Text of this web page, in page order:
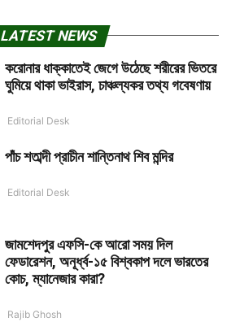
LATEST NEWS
করোনার ধাক্কাতেই জেগে উঠেছে শরীরের ভিতরে
ঘুমিয়ে থাকা ভাইরাস, চাঞ্চল্যকর তথ্য গবেষণায়
Editorial Desk
পাঁচ শতাব্দী প্রাচীন শান্তিনাথ শিব মন্দির
Editorial Desk
জামশেদপুর এফসি-কে আরো সময় দিল
ফেডারেশন, অনূর্ধ্ব-১৫ বিশ্বকাপ দলে ভারতের
কোচ, ম্যানেজার কারা?
Rajib Ghosh